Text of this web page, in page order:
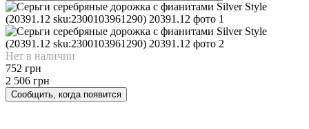
Нет в наличии
752 грн
2 506 грн
Сообщить, когда появится